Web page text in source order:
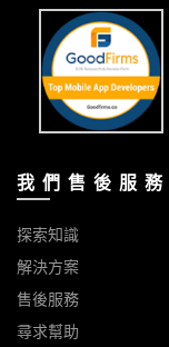
我 們 售 後 服 務
探索知識
解決方案
售後服務
尋求幫助